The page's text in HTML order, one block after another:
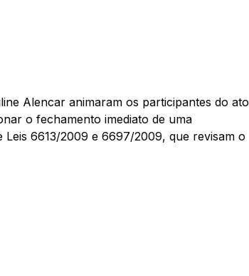
Alencar animaram os participantes do ato
o fechamento imediato de uma
6613/2009 e 6697/2009, que revisam o